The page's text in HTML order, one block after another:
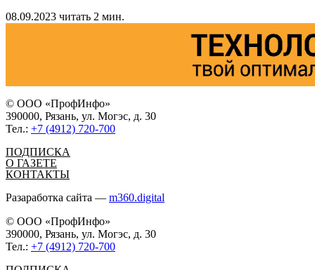
08.09.2023 читать 2 мин.
© ООО «ПрофИнфо»
390000, Рязань, ул. Могэс, д. 30
Тел.: +7 (4912) 720-700
ПОДПИСКА
О ГАЗЕТЕ
КОНТАКТЫ
Разаработка сайта — m360.digital
© ООО «ПрофИнфо»
390000, Рязань, ул. Могэс, д. 30
Тел.: +7 (4912) 720-700